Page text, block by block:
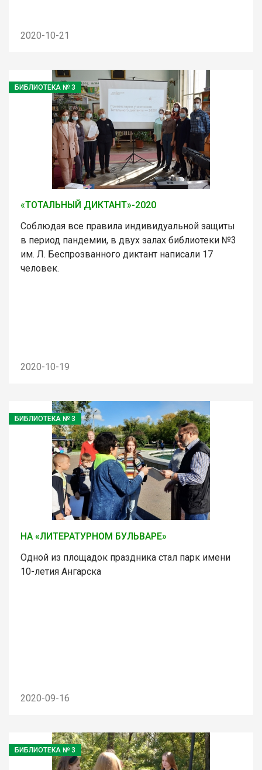
2020-10-21
БИБЛИОТЕКА № 3
«ТОТАЛЬНЫЙ ДИКТАНТ»-2020
Соблюдая все правила индивидуальной защиты
в период пандемии, в двух залах библиотеки №3
им. Л. Беспрозванного диктант написали 17
человек.
2020-10-19
БИБЛИОТЕКА № 3
НА «ЛИТЕРАТУРНОМ БУЛЬВАРЕ»
Одной из площадок праздника стал парк имени
10-летия Ангарска
2020-09-16
БИБЛИОТЕКА № 3